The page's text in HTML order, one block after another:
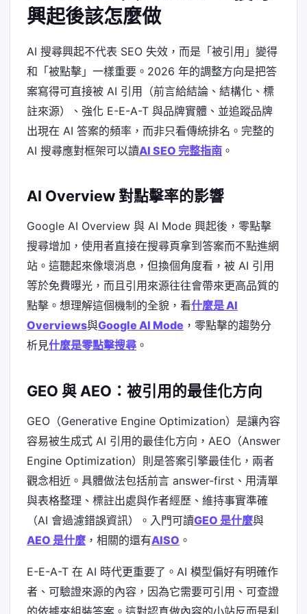
興起後該怎麼做
AI 搜尋興起不代表 SEO 失效，而是「被引用」變得
和「被點擊」一樣重要。2026 年的調整方向是把答
案寫得可直接被 AI 引用（前言給結論、結構化、標
註來源）、強化 E-E-A-T 與品牌實體、並追蹤品牌
出現在 AI 答案的頻率，而非只看傳統排名。完整的
AI 搜尋應對框架可以讀AI SEO 完整指南 。
AI Overview 對點擊率的影響
Google AI Overview 與 AI Mode 興起後，零點擊
搜尋增加，使用者直接在搜尋頁拿到答案而不點進網
站。這聽起來像壞消息，但換個角度看，被 AI 引用
等於免費曝光，而且引用來源往往會帶來更高品質的
點擊。想理解這個機制的全貌，看什麼是 AI
Overviews與Google AI Mode ，零點擊的趨勢分
析見什麼是零點擊搜尋 。
GEO 與 AEO：被引用的最佳化方向
GEO（Generative Engine Optimization）是讓內容
容易被生成式 AI 引用的最佳化方向，AEO（Answer
Engine Optimization）則是答案引擎最佳化，兩者
觀念相近。具體做法包括前言 answer-first、用清單
與表格整理、標註出處與作者經歷、維持事實準確
（AI 會過濾錯誤資訊）。入門可讀GEO 是什麼與
AEO 是什麼 ，相關的還有AISO 。
E-E-A-T 在 AI 時代更重要了。AI 模型偏好有明確作
者、可驗證來源的內容，因為它需要可引用、可查證
的依據來組裝答案。這對認真做內容的小站反而是利